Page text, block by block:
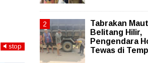
stop
Tabrakan
Belitang Hilir,
Pengendara
Tewas di